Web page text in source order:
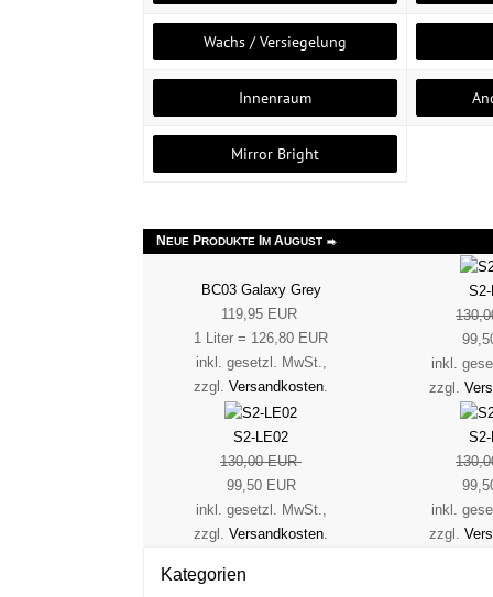
Wachs / Versiegelung
Innenraum
Mirror Bright
NEUE PRODUKTE M AUGUST
BC03 Galaxy Grey
119,95 EUR
1 Liter = 126,80 EUR
inkl. gesetzl. MwSt.,
zzgl. Versandkosten.
inkl.
zzgl.
S2-LE02
130,00 EUR
99,50 EUR
inkl. gesetzl. MwSt.,
zzgl. Versandkosten
inkl.
zzgl.
Kategorien